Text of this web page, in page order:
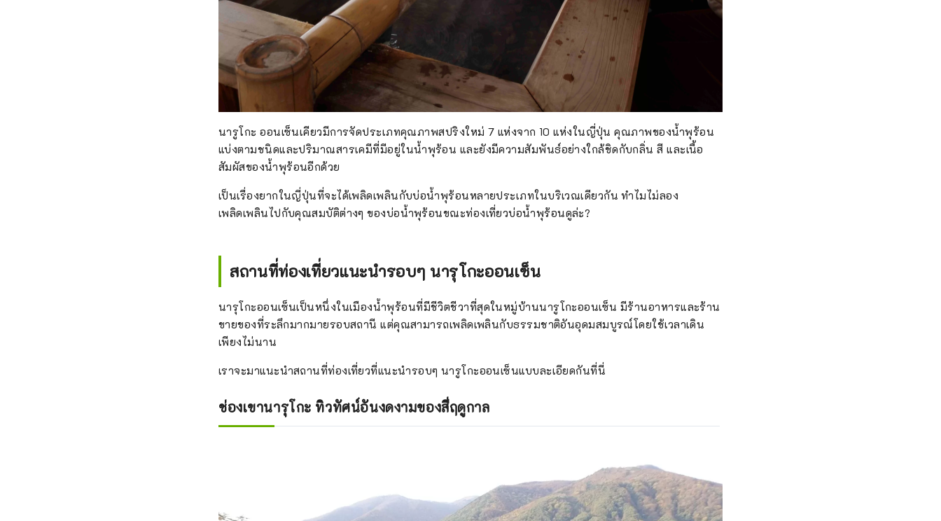
นารูโกะ ออนเซ็นเคียวมีการจัดประเภทคุณภาพสปริงใหม่ 7 แห่งจาก 10 แห่งในญี่ปุ่น คุณภาพของน้ำพุร้อน
แบ่งตามชนิดและปริมาณสารเคมีที่มีอยู่ในน้ำพุร้อน และยังมีความสัมพันธ์อย่างใกล้ชิดกับกลิ่น สี และเนื้อ
สัมผัสของน้ำพุร้อนอีกด้วย
เป็นเรื่องยากในญี่ปุ่นที่จะได้เพลิดเพลินกับบ่อน้ำพุร้อนหลายประเภทในบริเวณเดียวกัน ทำไมไม่ลอง
เพลิดเพลินไปกับคุณสมบัติต่างๆ ของบ่อน้ำพุร้อนขณะท่องเที่ยวบ่อน้ำพุร้อนดูล่ะ?
สถานที่ท่องเที่ยวแนะนำรอบๆ นารุโกะออนเซ็น
นารุโกะออนเซ็นเป็นหนึ่งในเมืองน้ำพุร้อนที่มีชีวิตชีวาที่สุดในหมู่บ้านนารูโกะออนเซ็น มีร้านอาหารและร้าน
ขายของที่ระลึกมากมายรอบสถานี แต่คุณสามารถเพลิดเพลินกับธรรมชาติอันอุดมสมบูรณ์โดยใช้เวลาเดิน
เพียงไม่นาน
เราจะมาแนะนำสถานที่ท่องเที่ยวที่แนะนำรอบๆ นารูโกะออนเซ็นแบบละเอียดกันที่นี่
ช่องเขานารุโกะ ทิวทัศน์อันงดงามของสี่ฤดูกาล